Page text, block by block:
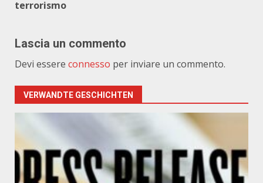
terrorismo
Lascia un commento
Devi essere connesso per inviare un commento.
VERWANDTE GESCHICHTEN